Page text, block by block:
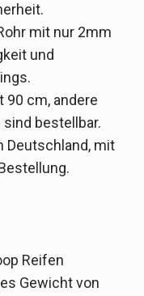
mit nur 2mm
und
90 cm, andere
bestellbar.
Deutschland, mit
Reifen
Gewicht von